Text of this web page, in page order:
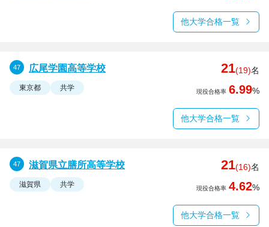
他大学合格一覧
広尾学園高等学校 21(19)名
東京都 共学 現役合格率 6.99%
他大学合格一覧
滋賀県立膳所高等学校 21(16)名
滋賀県 共学 現役合格率 4.62%
他大学合格一覧